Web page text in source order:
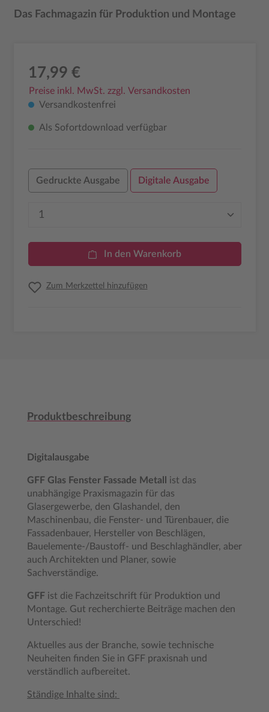
Das Fachmagazin für Produktion und Montage
17,99 €
Preise inkl. MwSt. zzgl. Versandkosten
Versandkostenfrei
Als Sofortdownload verfügbar
Gedruckte Ausgabe Digitale Ausgabe
Produkt Anzahl: Gib den gewünschten
In den Warenkorb
Zum Merkzettel hinzufügen
Produktbeschreibung
Digitalausgabe
GFF Glas Fenster Fassade Metall ist das
unabhängige Praxismagazin für das
Glasergewerbe, den Glashandel, den
Maschinenbau, die Fenster- und Türenbauer, die
Fassadenbauer, Hersteller von Beschlägen,
Bauelemente-/Baustoff- und Beschlaghändler, aber
auch Architekten und Planer, sowie
Sachverständige.
GFF ist die Fachzeitschrift für Produktion und
Montage. Gut recherchierte Beiträge machen den
Unterschied!
Aktuelles aus der Branche, sowie technische
Neuheiten finden Sie in GFF praxisnah und
verständlich aufbereitet.
Ständige Inhalte sind: